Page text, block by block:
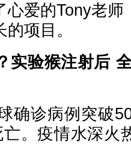
心爱的Tony老师
项目。
实验猴注射后
确诊病例突破
。疫情水深火